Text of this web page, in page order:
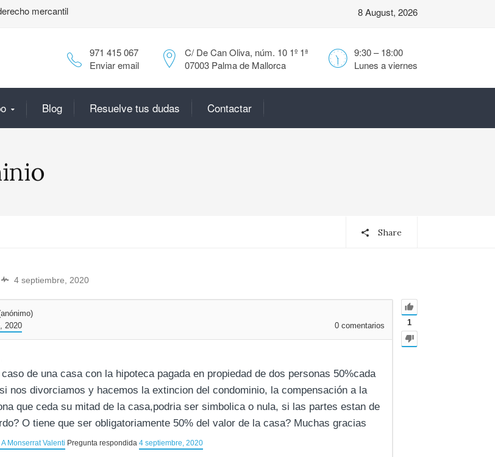
mercantil 8 August, 2026
9:30 – 18:00
Lunes a viernes
C/ De Can Oliva, núm. 10 1º 1ª
07003 Palma de Mallorca
971 415 067
Enviar email
Blog Resuelve tus dudas Contactar
Share
4 septiembre, 2020
1
2020
0 comentarios
de una casa con la hipoteca pagada en propiedad de dos personas 50%cada
nos divorciamos y hacemos la extincion del condominio, la compensación a la
que ceda su mitad de la casa,podria ser simbolica o nula, si las partes estan de
O tiene que ser obligatoriamente 50% del valor de la casa? Muchas gracias
A Monserrat Valenti Pregunta respondida 4 septiembre, 2020